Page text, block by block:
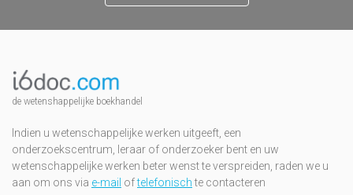
de wetenshappelijke boekhandel
Indien u wetenschappelijke werken uitgeeft, een
onderzoekscentrum, leraar of onderzoeker bent en uw
wetenschappelijke werken beter wenst te verspreiden, raden we u
aan om ons via e-mail oftelefonischte contacteren